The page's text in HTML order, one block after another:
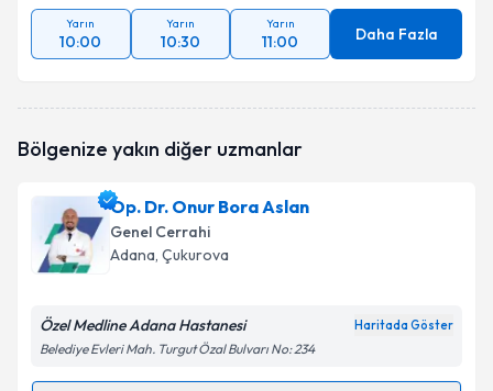
Yarın
10:00
Yarın
10:30
Yarın
11:00 Daha Fazla
Bölgenize yakın diğer uzmanlar
Op. Dr. Onur Bora Aslan
Genel Cerrahi
Adana, Çukurova
Özel Medline Adana Hastanesi Haritada Göster
Belediye Evleri Mah. Turgut Özal Bulvarı No: 234